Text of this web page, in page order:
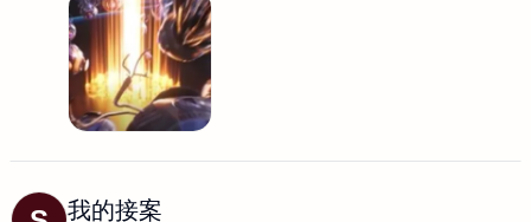
我的接案